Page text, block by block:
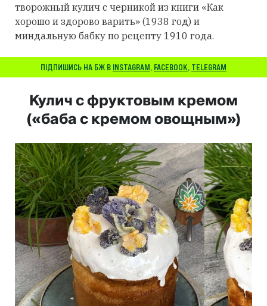
творожный кулич с черникой из книги «Как
хорошо и здорово варить» (1938 год) и
миндальную бабку по рецепту 1910 года.
ПІДПИШИСЬ НА БЖ В INSTAGRAM, FACEBOOK, TELEGRAM
Кулич с фруктовым кремом
(«баба с кремом овощным»)